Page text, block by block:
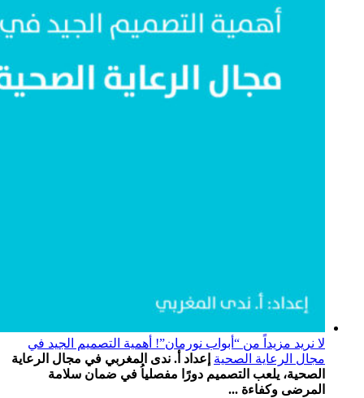
لا نريد مزيداً من “أبواب نورمان”! أهمية التصميم الجيد في
مجال الرعاية الصحية إعداد أ. ندى المغربي في مجال الرعاية
الصحية، يلعب التصميم دورًا مفصلياُ في ضمان سلامة
المرضى وكفاءة ...